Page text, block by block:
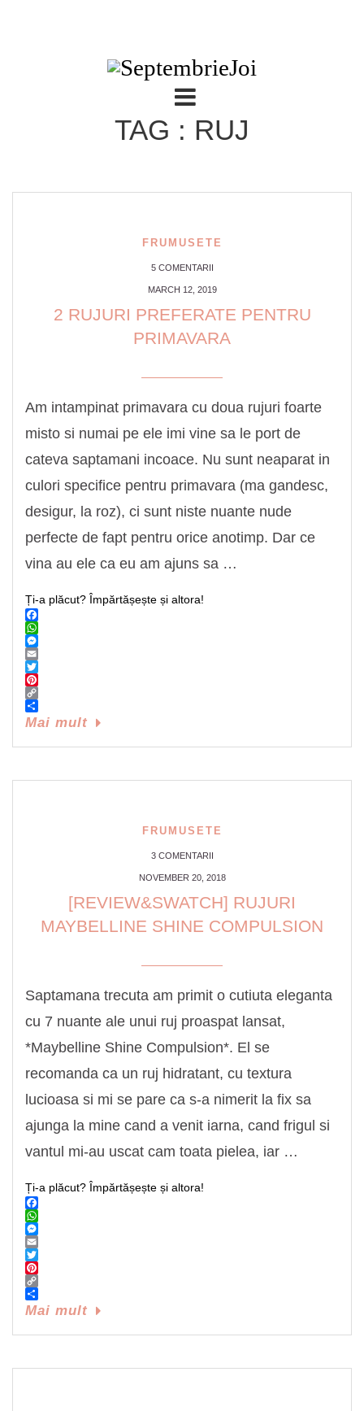
TAG : RUJ
FRUMUSETE
5 COMENTARII
MARCH 12, 2019
2 RUJURI PREFERATE PENTRU
PRIMAVARA
Am intampinat primavara cu doua rujuri foarte
misto si numai pe ele imi vine sa le port de
cateva saptamani incoace. Nu sunt neaparat in
culori specifice pentru primavara (ma gandesc,
desigur, la roz), ci sunt niste nuante nude
perfecte de fapt pentru orice anotimp. Dar ce
vina au ele ca eu am ajuns sa …
Ți-a plăcut? Împărtășește și altora!
Facebook
WhatsApp
Messenger
Email
Twitter
Pinterest
Copy
Link
Share
Mai mult
FRUMUSETE
3 COMENTARII
NOVEMBER 20, 2018
[REVIEW&SWATCH] RUJURI
MAYBELLINE SHINE COMPULSION
Saptamana trecuta am primit o cutiuta eleganta
cu 7 nuante ale unui ruj proaspat lansat,
*Maybelline Shine Compulsion*. El se
recomanda ca un ruj hidratant, cu textura
lucioasa si mi se pare ca s-a nimerit la fix sa
ajunga la mine cand a venit iarna, cand frigul si
vantul mi-au uscat cam toata pielea, iar …
Ți-a plăcut? Împărtășește și altora!
Facebook
WhatsApp
Messenger
Email
Twitter
Pinterest
Copy
Link
Share
Mai mult